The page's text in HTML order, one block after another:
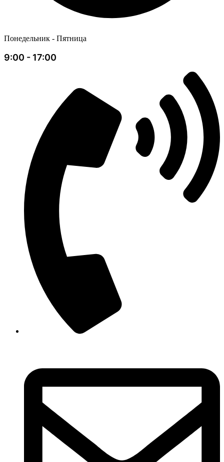
Понедельник - Пятница
9:00 - 17:00